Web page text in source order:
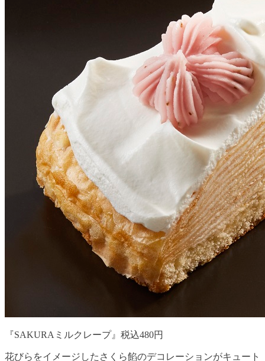
『SAKURAミルクレープ』税込480円
花びらをイメージしたさくら餡のデコレーションがキュート